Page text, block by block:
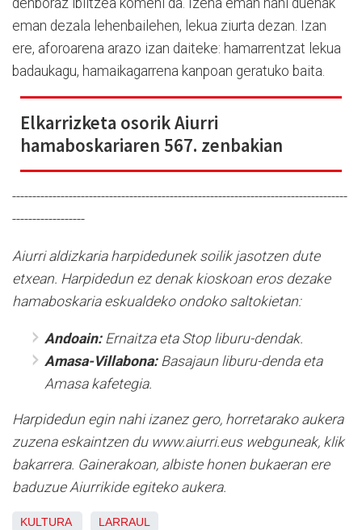
eman dezala lehenbailehen, lekua ziurta dezan. Izan
ere, aforoarena arazo izan daiteke: hamarrentzat lekua
badaukagu, hamaikagarrena kanpoan geratuko baita.
Elkarrizketa osorik Aiurri
hamaboskariaren 567. zenbakian
-----------------------------------------------------------------------------------
------------------
Aiurri aldizkaria harpidedunek soilik jasotzen dute
etxean. Harpidedun ez denak kioskoan eros dezake
hamaboskaria eskualdeko ondoko saltokietan:
Andoain: Ernaitza eta Stop liburu-dendak.
Amasa-Villabona:Basajaun liburu-denda eta
Amasa kafetegia.
Harpidedun egin nahi izanez gero, horretarako aukera
zuzena eskaintzen du www.aiurri.eus webguneak, klik
bakarrera. Gainerakoan, albiste honen bukaeran ere
baduzue Aiurrikide egiteko aukera.
KULTURA LARRAUL